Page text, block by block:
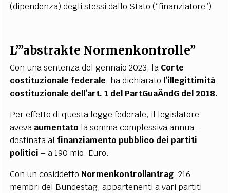
(dipendenza) degli stessi dallo Stato (“finanziatore”).
L’”abstrakte Normenkontrolle”
Con una sentenza del gennaio 2023, la Corte
costituzionale federale, ha dichiarato l’illegittimità
costituzionale dell’art. 1 del PartGuaÄndG del 2018.
Per effetto di questa legge federale, il legislatore
aveva aumentato la somma complessiva annua -
destinata al finanziamento pubblico dei partiti
politici – a 190 mio. Euro.
Con un cosiddetto Normenkontrollantrag, 216
membri del Bundestag, appartenenti a vari partiti